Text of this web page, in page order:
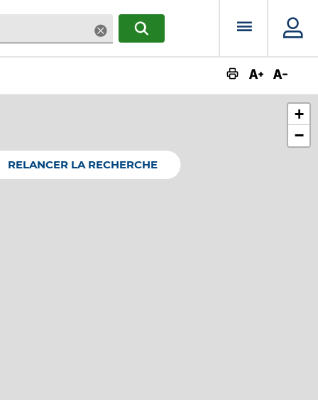
SupprimerRECHERCHERMenu
+
−
RELANCER LA RECHERCHE